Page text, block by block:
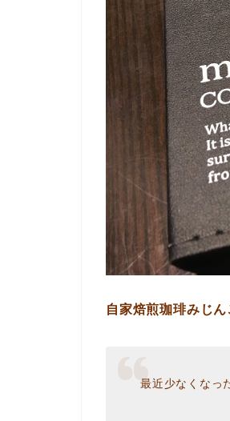
自家焙煎珈琲みじ
最近少なくなっ